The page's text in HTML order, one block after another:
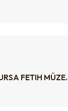
FETIH